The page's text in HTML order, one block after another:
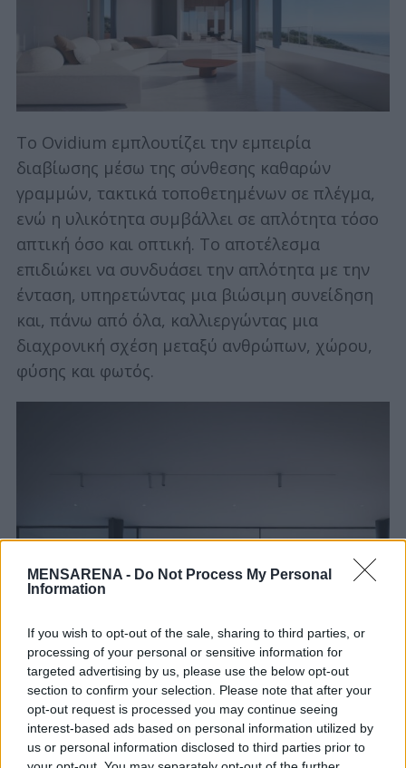
MENSARENA - Do Not Process My Personal
Information
If you wish to opt-out of the sale, sharing to third parties, or
processing of your personal or sensitive information for
targeted advertising by us, please use the below opt-out
section to confirm your selection. Please note that after your
opt-out request is processed you may continue seeing
interest-based ads based on personal information utilized by
us or personal information disclosed to third parties prior to
Το Ovidium εμπλουτίζει την εμπειρία
διαβίωσης μέσω της σύνθεσης καθαρών
γραμμών, τακτικά τοποθετημένων σε πλέγμα,
ενώ η υλικότητα συμβάλλει σε απλότητα τόσο
απτική όσο και οπτική. Το αποτέλεσμα
επιδιώκει να συνδυάσει την απλότητα με την
ένταση, υπηρετώντας μια βιώσιμη συνείδηση
και, πάνω από όλα, καλλιεργώντας μια
διαχρονική σχέση μεταξύ ανθρώπων, χώρου,
φύσης και φωτός.
S
e
a
h
f
o